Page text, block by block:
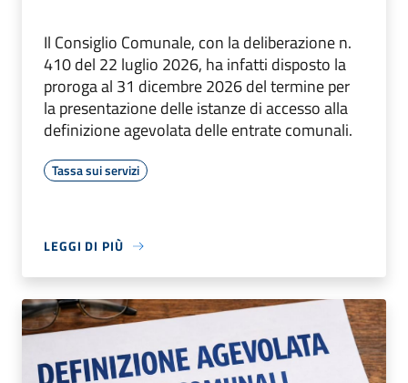
Il Consiglio Comunale, con la deliberazione n.
410 del 22 luglio 2026, ha infatti disposto la
proroga al 31 dicembre 2026 del termine per
la presentazione delle istanze di accesso alla
definizione agevolata delle entrate comunali.
Tassa sui servizi
LEGGI DI PIÙ